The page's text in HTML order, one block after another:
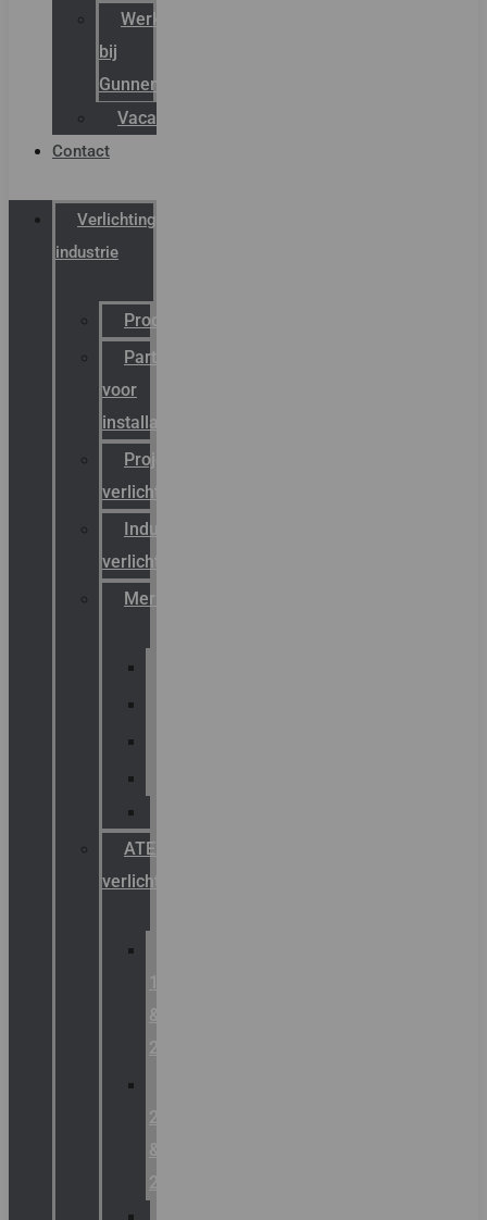
Werken
bij
Gunneman
Vacatures
Contact
Verlichting
industrie
Productcatalogus
Partner
voor
installateurs
Projectreferenties
verlichting
Industriële
verlichting
Merken
ATEX
verlichting
1
&
2
21
&
22